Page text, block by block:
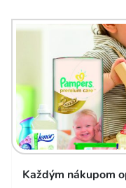
Každým nákupom